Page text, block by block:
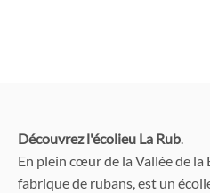
Découvrez l'écolieu La Rub.
En plein cœur de la Vallée de la
fabrique de rubans, est un